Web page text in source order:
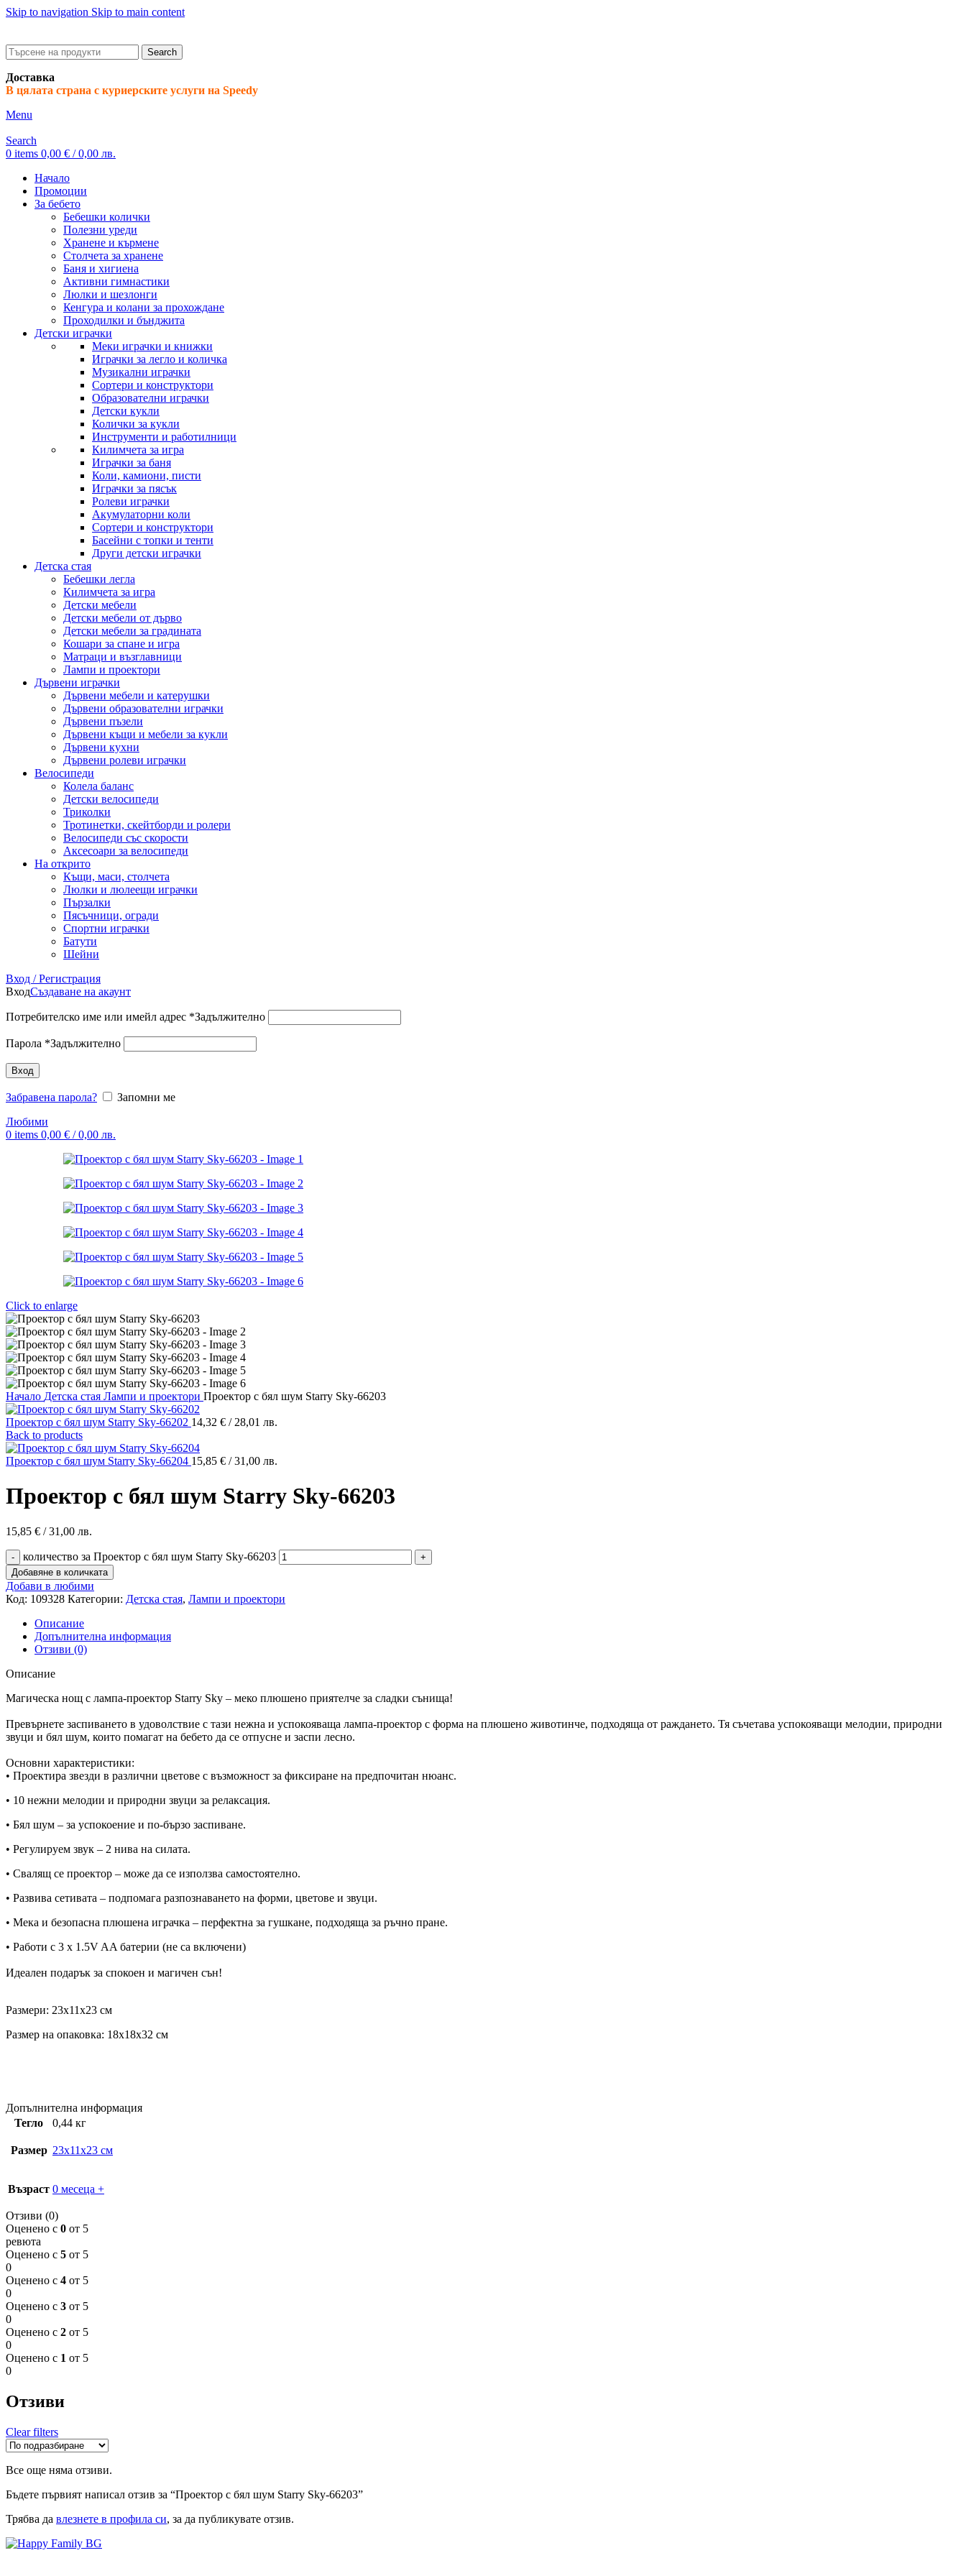
Skip to navigation Skip to main content
Search
Доставка
В цялата страна с куриерските услуги на Speedy
Menu
Search
0 items 0,00 € / 0,00 лв.
Начало
Промоции
За бебето
Бебешки колички
Полезни уреди
Хранене и кърмене
Столчета за хранене
Баня и хигиена
Активни гимнастики
Люлки и шезлонги
Кенгура и колани за прохождане
Проходилки и бънджита
Детски играчки
Меки играчки и книжки
Играчки за легло и количка
Музикални играчки
Сортери и конструктори
Образователни играчки
Детски кукли
Колички за кукли
Инструменти и работилници
Килимчета за игра
Играчки за баня
Коли, камиони, писти
Играчки за пясък
Ролеви играчки
Акумулаторни коли
Сортери и конструктори
Басейни с топки и тенти
Други детски играчки
Детска стая
Бебешки легла
Килимчета за игра
Детски мебели
Детски мебели от дърво
Детски мебели за градината
Кошари за спане и игра
Матраци и възглавници
Лампи и проектори
Дървени играчки
Дървени мебели и катерушки
Дървени образователни играчки
Дървени пъзели
Дървени къщи и мебели за кукли
Дървени кухни
Дървени ролеви играчки
Велосипеди
Колела баланс
Детски велосипеди
Триколки
Тротинетки, скейтборди и ролери
Велосипеди със скорости
Аксесоари за велосипеди
На открито
Къщи, маси, столчета
Люлки и люлеещи играчки
Пързалки
Пясъчници, огради
Спортни играчки
Батути
Шейни
Вход / Регистрация
ВходСъздаване на акаунт
Потребителско име или имейл адрес *Задължително
Парола *Задължително
Вход
Забравена парола?
Запомни ме
Любими
0 items 0,00 € / 0,00 лв.
Click to enlarge
Начало Детска стая Лампи и проектори Проектор с бял шум Starry Sky-66203
Проектор с бял шум Starry Sky-66202 14,32 € / 28,01 лв.
Back to products
Проектор с бял шум Starry Sky-66204 15,85 € / 31,00 лв.
Проектор с бял шум Starry Sky-66203
15,85 € / 31,00 лв.
количество за Проектор с бял шум Starry Sky-66203
Добавяне в количката
Добави в любими
Код: 109328 Категории: Детска стая, Лампи и проектори
Описание
Допълнителна информация
Отзиви (0)
Описание
Магическа нощ с лампа-проектор Starry Sky – меко плюшено приятелче за сладки сънища!
Превърнете заспиването в удоволствие с тази нежна и успокояваща лампа-проектор с форма на плюшено животинче, подходяща от раждането. Тя съчетава успокояващи мелодии, природни
звуци и бял шум, които помагат на бебето да се отпусне и заспи лесно.
Основни характеристики:
• Проектира звезди в различни цветове с възможност за фиксиране на предпочитан нюанс.
• 10 нежни мелодии и природни звуци за релаксация.
• Бял шум – за успокоение и по-бързо заспиване.
• Регулируем звук – 2 нива на силата.
• Свалящ се проектор – може да се използва самостоятелно.
• Развива сетивата – подпомага разпознаването на форми, цветове и звуци.
• Мека и безопасна плюшена играчка – перфектна за гушкане, подходяща за ръчно пране.
• Работи с 3 x 1.5V AA батерии (не са включени)
Идеален подарък за спокоен и магичен сън!
Размери: 23x11x23 см
Размер на опаковка: 18x18x32 см
Допълнителна информация
Тегло
0,44 кг
Размер 23x11x23 см
Възраст 0 месеца +
Отзиви (0)
Оценено с 0 от 5
ревюта
Оценено с 5 от 5
0
Оценено с 4 от 5
0
Оценено с 3 от 5
0
Оценено с 2 от 5
0
Оценено с 1 от 5
0
Отзиви
Clear filters
Все още няма отзиви.
Бъдете първият написал отзив за “Проектор с бял шум Starry Sky-66203”
Трябва да влезнете в профила си, за да публикувате отзив.